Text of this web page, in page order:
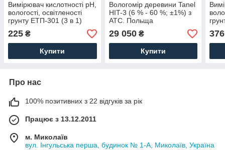
Вимірювач кислотності pH,
вологості, освітленості
грунту ЕТП-301 (3 в 1)
225 ₴
Купити
Вологомір деревини Tanel
HIT-3 (6 % - 60 %; ±1%) з
АТС. Польща
29 050₴
Купити
1)
376
Про нас
100% позитивних з 22 відгуків за рік
Працює з 13.12.2011
м. Миколаїв
вул. Інгульська перша, будинок № 1-А, Миколаїв, Україна